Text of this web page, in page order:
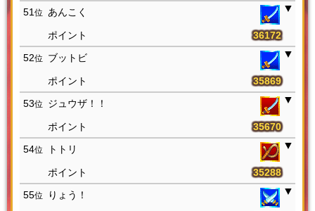
51 位 あんこく
36172
52位 ブットビ
35869
53位 ジュウザ！！
35670
54位 トトリ
35288
55位 りょう！